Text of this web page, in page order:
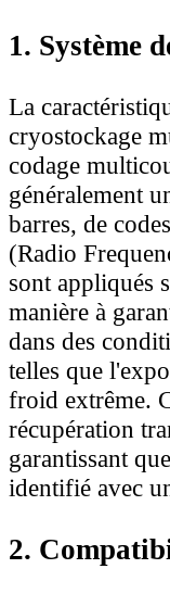
1. Système
La
cryostockage
codage
généralement
barres, de
(Radio
sont appliqués
manière à
dans des
telles que
froid extrême.
récupération
garantissant
identifié avec
2.